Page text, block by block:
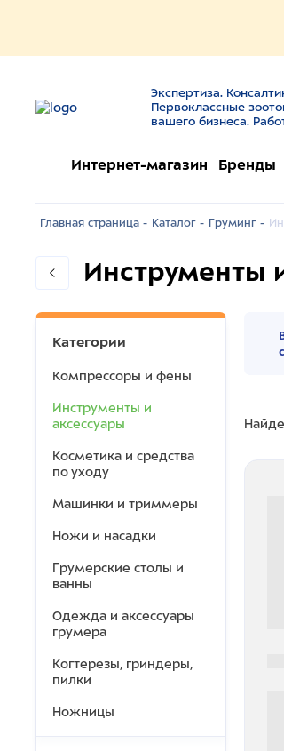
Экспертиза.
Первоклассные
вашего бизнеса.
Интернет-магазин Бренды
Главная страница - Каталог - Груминг -
Инструменты
Категории
Компрессоры и фены
Инструменты и
аксессуары
Косметика и средства
по уходу
Машинки и триммеры
Ножи и насадки
Грумерские столы и
ванны
Одежда и аксессуары
грумера
Когтерезы, гриндеры,
пилки
Ножницы